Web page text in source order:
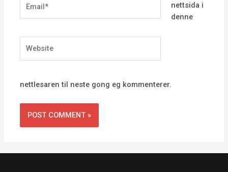
nettsida i
denne
nettlesaren til neste gong eg kommenterer.